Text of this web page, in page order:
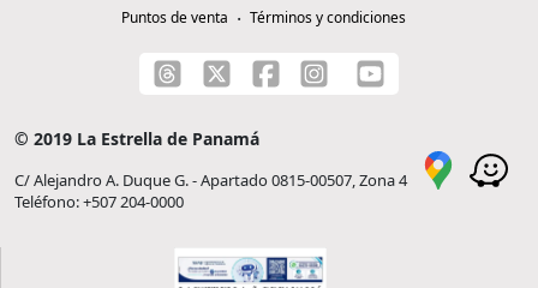
Puntos de venta
Términos y condiciones
© 2019 La Estrella de Panamá
C/ Alejandro A. Duque G. - Apartado 0815-00507, Zona 4
Teléfono: +507 204-0000